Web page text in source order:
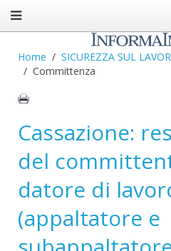
Home SICUREZZA SUL
Committenza
Cassazione:
del
datore di
(appaltatore e